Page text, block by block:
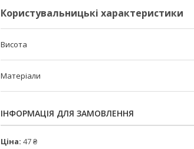
Користувальницькі характеристики
Висота
Матеріали
ІНФОРМАЦІЯ ДЛЯ ЗАМОВЛЕННЯ
Ціна: 47 ₴